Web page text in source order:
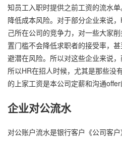
知员工入职时提供之前工资的流水
降低成本风险。对于部分企业来说
己所在公司的竞争力，对一些大家
置门槛不会降低求职者的接受率，
避潜在风险。所以对这些企业来说，
所以HR在招人时候，尤其是那些没
的上家工资是本公司定薪和沟通offer
企业对公流水
对公账户流水是银行客户《公司客